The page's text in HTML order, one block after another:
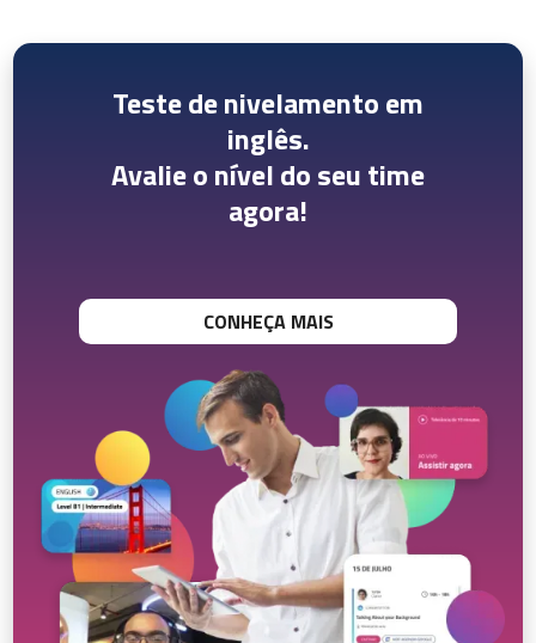
Teste de nivelamento em
inglês.
Avalie o nível do seu time
agora!
CONHEÇA MAIS